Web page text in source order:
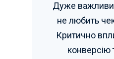
Дуже
не любить
Критично
конверсію